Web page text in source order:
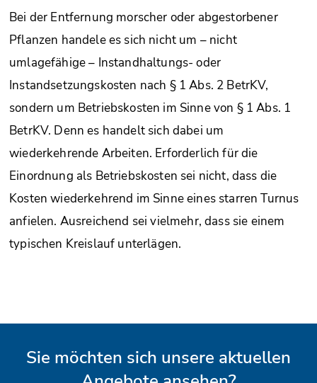
Bei der Entfernung morscher oder abgestorbener
Pflanzen handele es sich nicht um – nicht
umlagefähige – Instandhaltungs- oder
Instandsetzungskosten nach § 1 Abs. 2 BetrKV,
sondern um Betriebskosten im Sinne von § 1 Abs. 1
BetrKV. Denn es handelt sich dabei um
wiederkehrende Arbeiten. Erforderlich für die
Einordnung als Betriebskosten sei nicht, dass die
Kosten wiederkehrend im Sinne eines starren Turnus
anfielen. Ausreichend sei vielmehr, dass sie einem
typischen Kreislauf unterlägen.
Sie möchten sich unsere aktuellen